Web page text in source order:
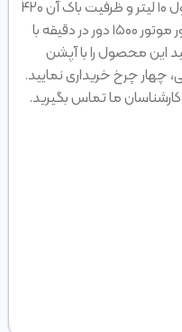
ظرفیت سیستم روغن کاری این محصول ۱۰ لیتر و ظرفیت باک آن ۴۲۰
لیتر است. این محصول دارای ۳ فاز با دور موتور ۱۵۰۰ دور در دقیقه با
میتوانید این محصول را با آپشن
چهار چرخ خریداری نمایید.
ما تماس بگیرید.